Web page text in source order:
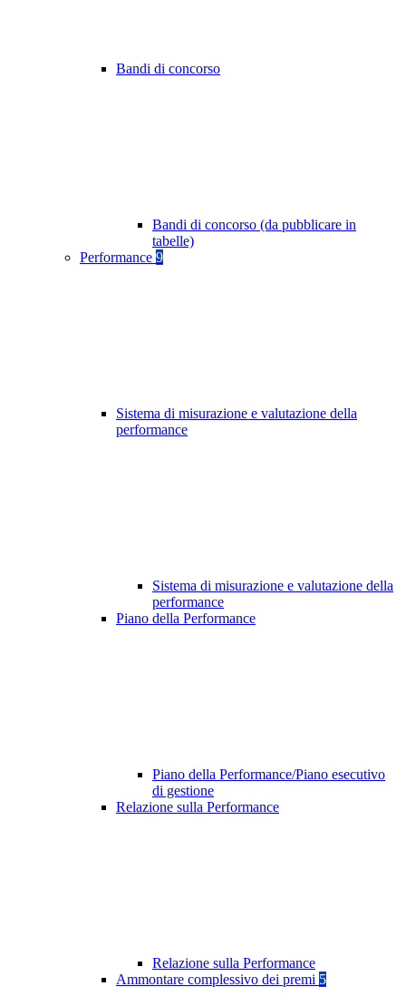
Bandi di concorso
Bandi di concorso (da pubblicare in
tabelle)
Performance 9
Sistema di misurazione e valutazione della
performance
Sistema di misurazione e valutazione della
performance
Piano della Performance
Piano della Performance/Piano esecutivo
di gestione
Relazione sulla Performance
Relazione sulla Performance
Ammontare complessivo dei premi 5